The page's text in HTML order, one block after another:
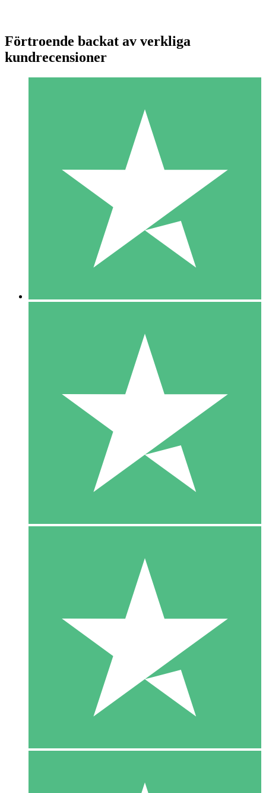
Individuella Kreditpaket
Betala per användning med nedladdningskrediter. Inget
1 Nedladdningar
10 00
10 Nedladdningar
20 00
Förtroende backat av verkliga
kundrecensioner